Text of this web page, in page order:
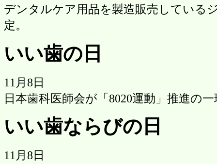
デンタルケア用品を製造販売している
定。
いい歯の日
11月8日
日本歯科医師会が「8020運動」推進の
いい歯ならびの日
11月8日